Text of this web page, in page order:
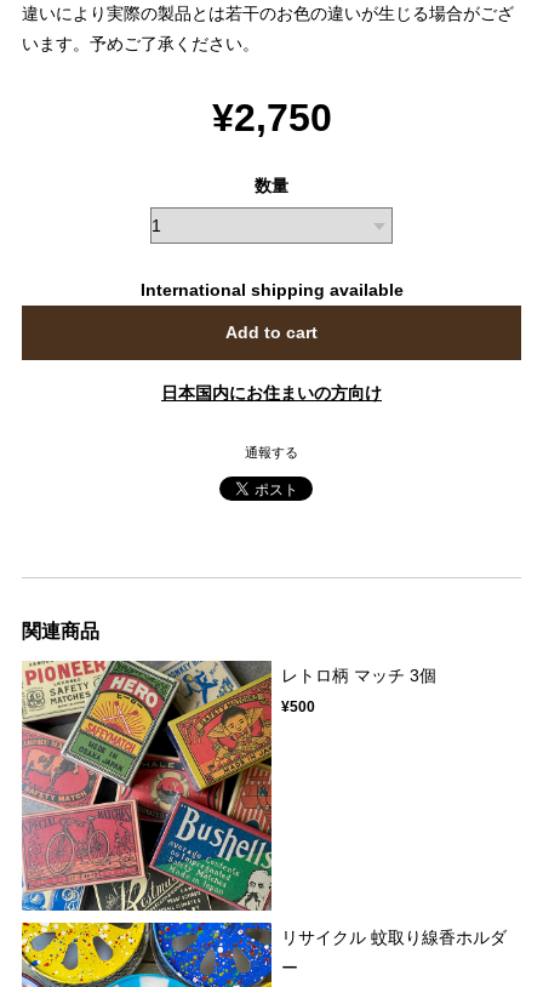
違いにより実際の製品とは若干のお色の違いが生じる場合がござ
います。予めご了承ください。
¥2,750
数量
International shipping available
Add to cart
日本国内にお住まいの方向け
通報する
関連商品
レトロ柄 マッチ 3個
¥500
リサイクル 蚊取り線香ホルダ
ー